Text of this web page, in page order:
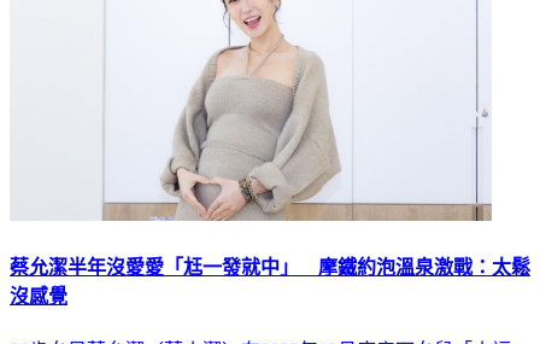
蔡允潔半年沒愛愛「尪一發就中」 摩鐵約泡溫泉激戰：太鬆
沒感覺